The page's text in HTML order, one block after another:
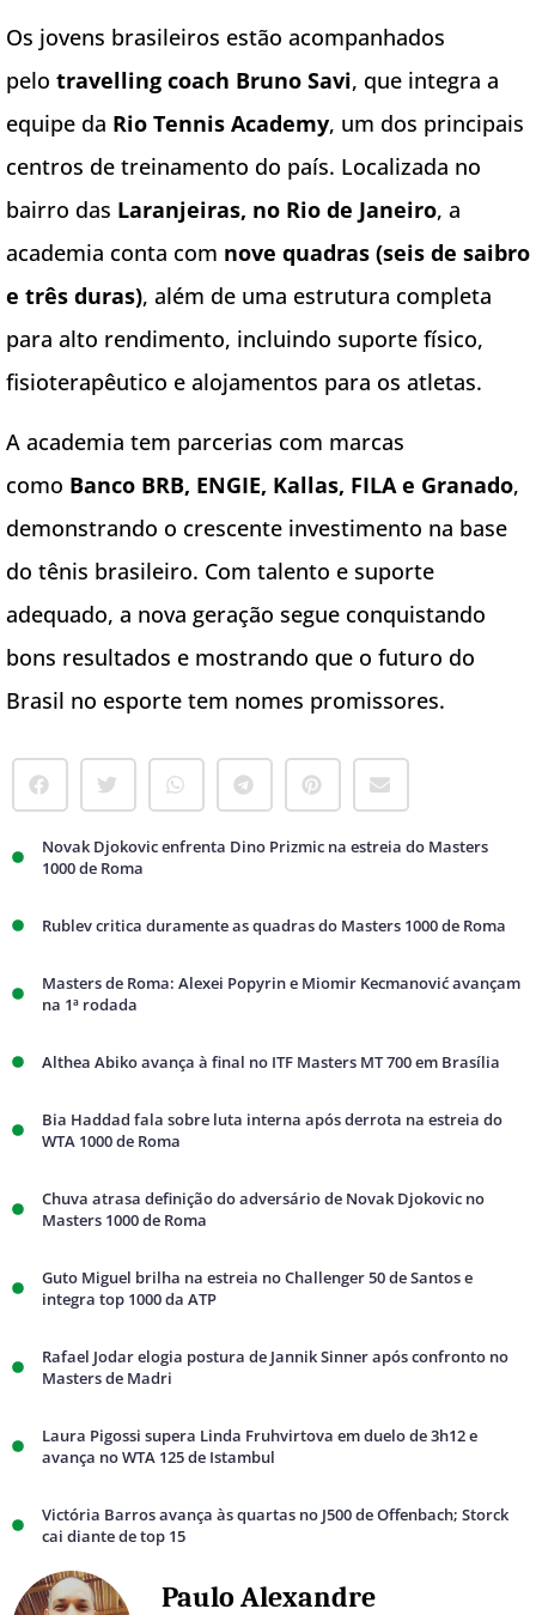
Os jovens brasileiros estão acompanhados
pelo travelling coach Bruno Savi, que integra a
equipe da Rio Tennis Academy, um dos principais
centros de treinamento do país. Localizada no
bairro das Laranjeiras, no Rio de Janeiro, a
academia conta com nove quadras (seis de saibro
e três duras), além de uma estrutura completa
para alto rendimento, incluindo suporte físico,
fisioterapêutico e alojamentos para os atletas.
A academia tem parcerias com marcas
como Banco BRB, ENGIE, Kallas, FILA e Granado,
demonstrando o crescente investimento na base
do tênis brasileiro. Com talento e suporte
adequado, a nova geração segue conquistando
bons resultados e mostrando que o futuro do
Brasil no esporte tem nomes promissores.
Novak Djokovic enfrenta Dino Prizmic na estreia do Masters
1000 de Roma
Rublev critica duramente as quadras do Masters 1000 de Roma
Masters de Roma: Alexei Popyrin e Miomir Kecmanović avançam
na 1ª rodada
Althea Abiko avança à final no ITF Masters MT 700 em Brasília
Bia Haddad fala sobre luta interna após derrota na estreia do
WTA 1000 de Roma
Chuva atrasa definição do adversário de Novak Djokovic no
Masters 1000 de Roma
Guto Miguel brilha na estreia no Challenger 50 de Santos e
integra top 1000 da ATP
Rafael Jodar elogia postura de Jannik Sinner após confronto no
Masters de Madri
Laura Pigossi supera Linda Fruhvirtova em duelo de 3h12 e
avança no WTA 125 de Istambul
Victória Barros avança às quartas no J500 de Offenbach; Storck
cai diante de top 15
Paulo Alexandre